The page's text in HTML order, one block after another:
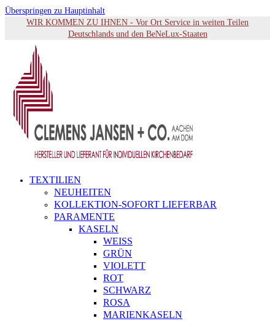
Überspringen zu Hauptinhalt
WIR KOMMEN ZU IHNEN - Vor Ort Service in weiten Teilen
Deutschlands und den BeNeLux-Staaten
TEXTILIEN
NEUHEITEN
KOLLEKTION-SOFORT LIEFERBAR
PARAMENTE
KASELN
WEISS
GRÜN
VIOLETT
ROT
SCHWARZ
ROSA
MARIENKASELN